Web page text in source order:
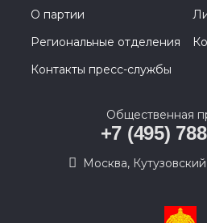
О партии
Региональные отделения
Контакты пресс-службы
Общественная
+7 (495)
Москва,